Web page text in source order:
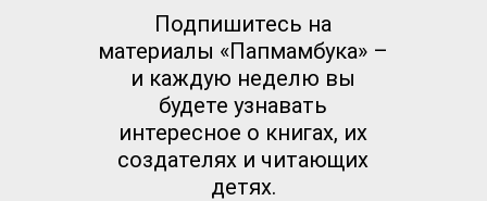
Подпишитесь на
материалы «Папмамбука» –
и каждую неделю вы
будете узнавать
интересное о книгах, их
создателях и читающих
детях.